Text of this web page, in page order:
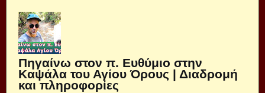
Πηγαίνω στον π. Ευθύμιο στην
Καψάλα του Αγίου Όρους | Διαδρομή
και πληροφορίες